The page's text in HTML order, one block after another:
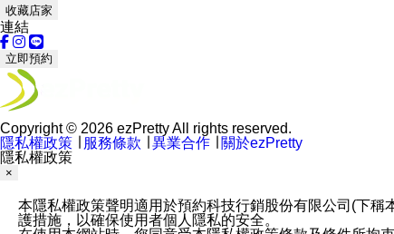
收藏店家
連結
立即預約
Copyright © 2026 ezPretty All rights reserved.
隱私權政策
服務條款 異業合作
關於ezPretty
隱私權政策
×
本隱私權政策聲明適用於預約科技行銷股份有限公司(下稱
護措施，以確保使用者個人隱私的安全。